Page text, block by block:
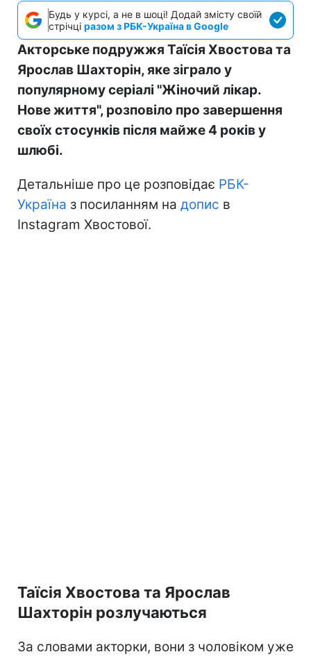
Будь у курсі, а не в шоці! Додай змісту своїй
стрічці разом з РБК-Україна в Google
Акторське подружжя Таїсія Хвостова та
Ярослав Шахторін, яке зіграло у
популярному серіалі "Жіночий лікар.
Нове життя", розповіло про завершення
своїх стосунків після майже 4 років у
шлюбі.
Детальніше про це розповідає РБК-
Україна з посиланням на допис в
Instagram Хвостової.
Таїсія Хвостова та Ярослав
Шахторін розлучаються
За словами акторки, вони з чоловіком уже